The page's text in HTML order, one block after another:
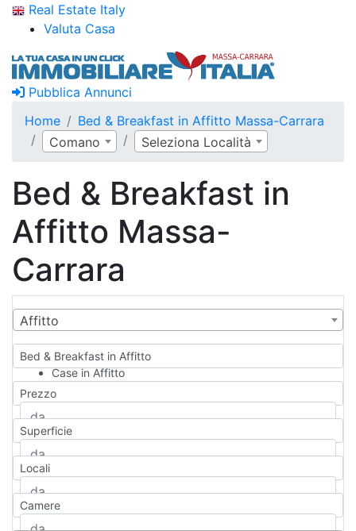
Real Estate Italy
Valuta Casa
Pubblica Annunci
Home
Bed & Breakfast in Affitto Massa-Carrara
Comano
Seleziona Località
Bed & Breakfast in
Affitto Massa-
Carrara
Affitto
Bed & Breakfast in Affitto
Case in Affitto
Qualsiasi
Appartamento
Casa indipendente
Casa Semi-indipendente
Attico/Mansarda
Rustico/Casale
Prezzo
Superficie
Locali
Camere